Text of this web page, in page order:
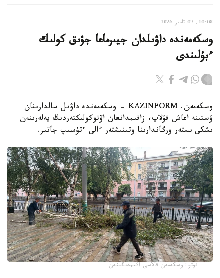
10:08, 07 تامىز 2026
وسكەمەندە داۋىلدان جيىرماعا جۋىق كولىك
ءبۇلىندى
وسكەمەن. KAZINFORM - وسكەمەندە داۋىل سالدارىنان
ۇستىنە اعاش قۇلاپ، زاقىمدانعان اۆتوكولىكتەردىڭ يەلەرىنەن
ىشكى ىستەر ورگاندارىنا وتىنىشتەر ءالى ءتۇسىپ جاتىر.
فوتو: وسكەمەن قالاسى اكىمدىگىنەن